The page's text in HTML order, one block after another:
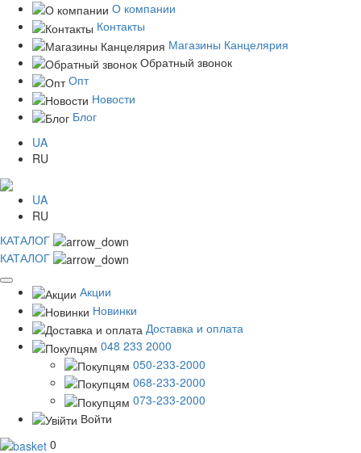
О компании
Контакты
Магазины Канцелярия
Обратный звонок
Опт
Новости
Блог
UA
RU
UA
RU
КАТАЛОГ
КАТАЛОГ
Акции
Новинки
Доставка и оплата
048 233 2000
050-233-2000
068-233-2000
073-233-2000
Войти
0